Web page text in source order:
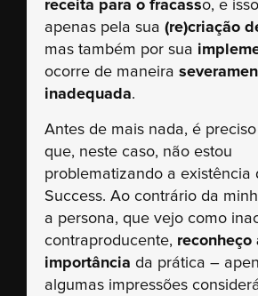
receita para o fracasso, e
apenas pela sua (re)criação
mas também por sua
ocorre de maneira
inadequada.
Antes de mais nada, é
que, neste caso, não estou
problematizando a existência
Success. Ao contrário da
a persona, que vejo como
contraproducente, reconheço
importância da prática –
algumas impressões